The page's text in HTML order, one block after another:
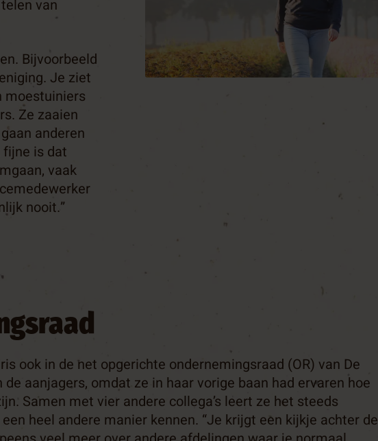
van
Bijvoorbeeld
Je ziet
moestuiniers
Ze zaaien
anderen
fijne is dat
vaak
nooit.”
ook in de net opgerichte ondernemingsraad (OR) van De
de aanjagers, omdat ze in haar vorige baan had ervaren hoe
Samen met vier andere collega’s leert ze het steeds
heel andere manier kennen. “Je krijgt een kijkje achter de